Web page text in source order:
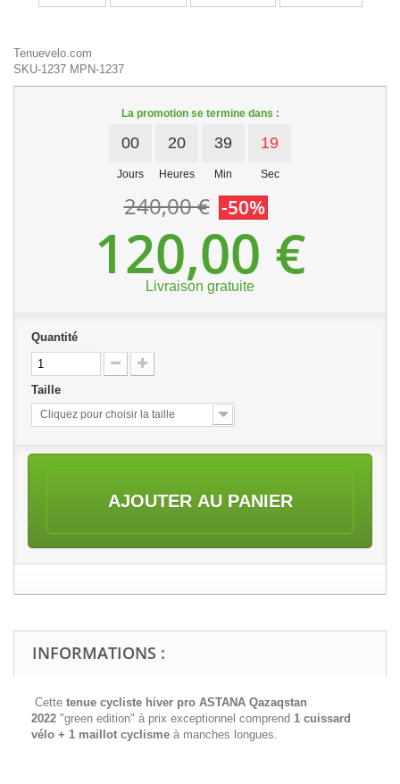
Tenuevelo.com
SKU-1237 MPN-1237
La promotion se termine dans :
00
Jours
20
Heures
39
Min
19
Sec
240,00 € -50%
120,00 €
Livraison gratuite
Quantité
Taille
Cliquez pour choisir la taille
AJOUTER AU PANIER
INFORMATIONS :
Cette tenue cycliste hiver pro ASTANA Qazaqstan
2022 "green edition" à prix exceptionnel comprend 1 cuissard
vélo + 1 maillot cyclisme à manches longues.